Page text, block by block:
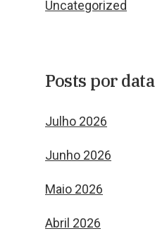
Uncategorized
Posts por data
Julho 2026
Junho 2026
Maio 2026
Abril 2026